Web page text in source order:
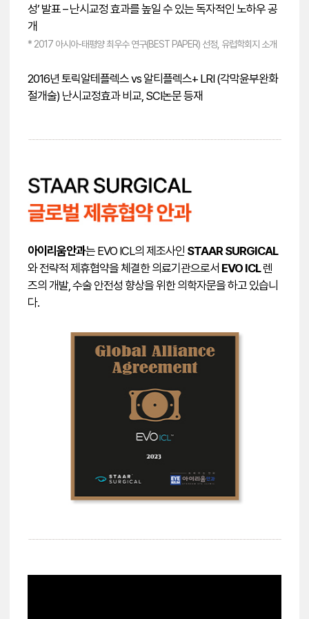
성’ 발표 – 난시교정 효과를 높일 수 있는 독자적인 노하우 공
개
* 2017 아시아-태평양 최우수 연구(BEST PAPER) 선정, 유럽학회지 소개
2016년 토릭알테플렉스 vs 알티플렉스+ LRI (각막윤부완화
절개술) 난시교정효과 비교, SCI논문 등재
아이리움안과는 EVO ICL의 제조사인 STAAR SURGICAL
와 전략적 제휴협약을 체결한 의료기관으로서 EVO ICL렌
즈의 개발, 수술 안전성 향상을 위한 의학자문을 하고 있습니
다.